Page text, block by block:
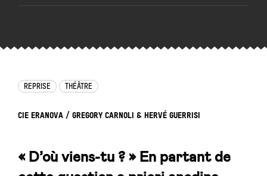
CIE ERANOVA / GREGORY CARNOLI & HERVÉ GUERRISI
REPRISE THÉÂTRE
« D’où viens-tu ? » En partant de